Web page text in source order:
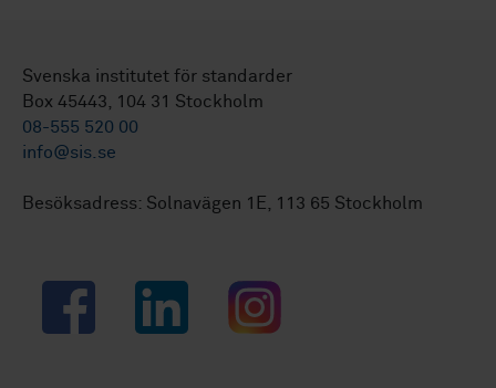
Svenska institutet för standarder
Box 45443, 104 31 Stockholm
08-555 520 00
info@sis.se
Besöksadress: Solnavägen 1E, 113 65 Stockholm
Facebook LinkedIn Instagram